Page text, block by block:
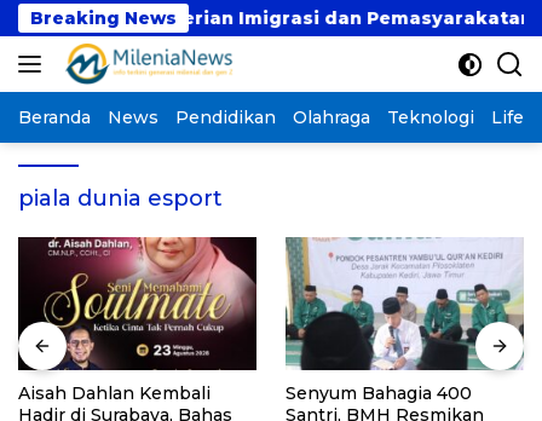
Langsung
ke
konten
Breaking News
di Kementerian Imigrasi dan Pemasyarakatan RI
Beranda News Pendidikan Olahraga Teknologi
piala dunia esport
Aisah Dahlan Kembali
Hadir di Surabaya, Bahas
Senyum Bahagia 400
Santri, BMH Resmikan